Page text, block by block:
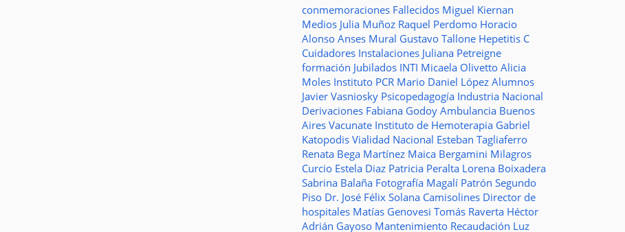
conmemoraciones Fallecidos Miguel Kiernan
Medios Julia Muñoz Raquel Perdomo Horacio
Alonso Anses Mural Gustavo Tallone Hepetitis C
Cuidadores Instalaciones Juliana Petreigne
formación Jubilados INTI Micaela Olivetto Alicia
Moles Instituto PCR Mario Daniel López Alumnos
Javier Vasniosky Psicopedagogía Industria Nacional
Derivaciones Fabiana Godoy Ambulancia Buenos
Aires Vacunate Instituto de Hemoterapia Gabriel
Katopodis Vialidad Nacional Esteban Tagliaferro
Renata Bega Martínez Maica Bergamini Milagros
Curcio Estela Diaz Patricia Peralta Lorena Boixadera
Sabrina Balaña Fotografía Magalí Patrón Segundo
Piso Dr. José Félix Solana Camisolines Director de
hospitales Matías Genovesi Tomás Raverta Héctor
Adrián Gayoso Mantenimiento Recaudación Luz